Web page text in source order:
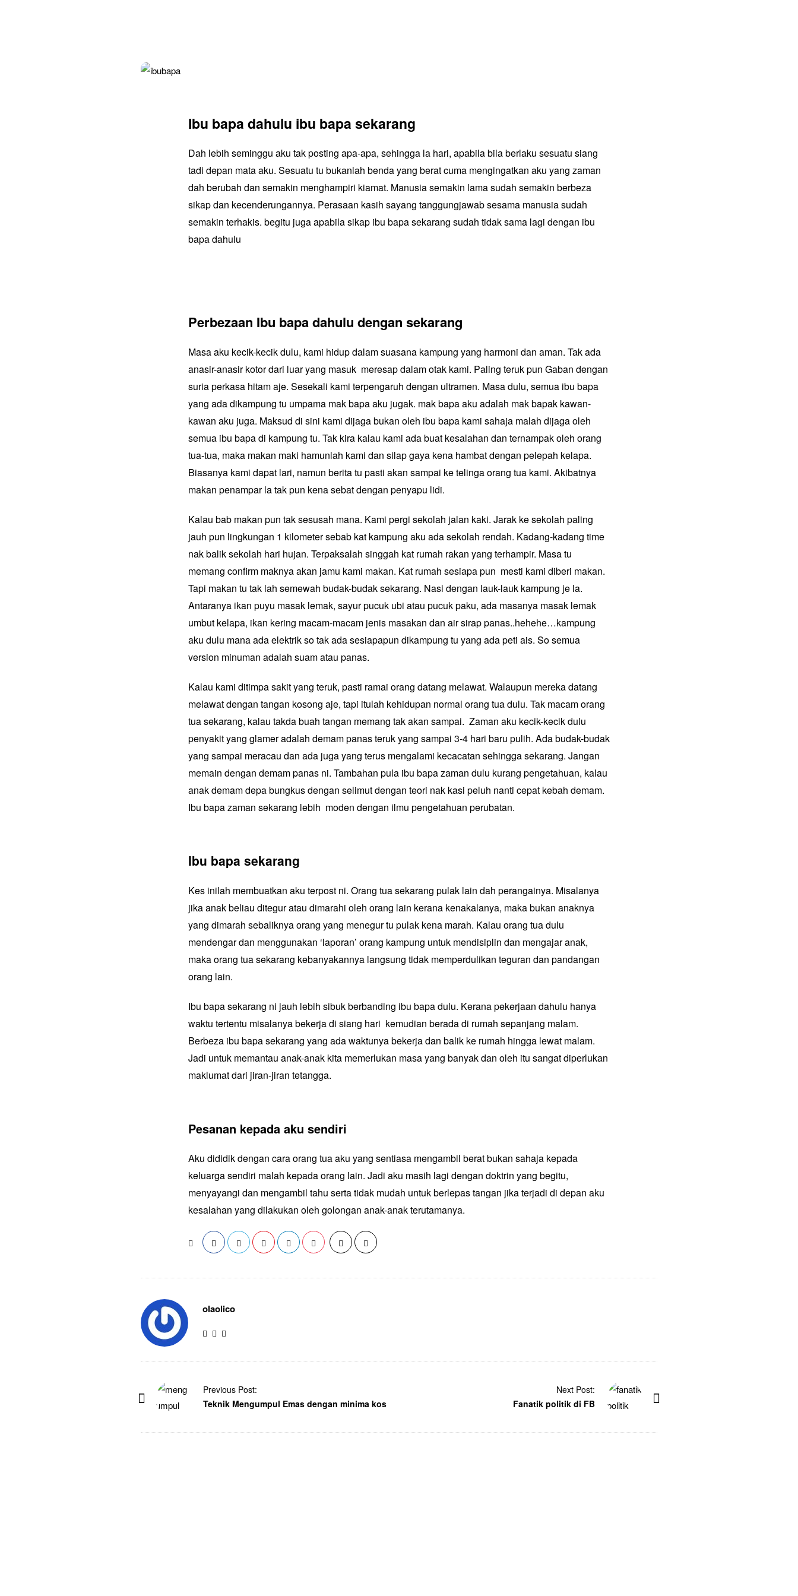
Ibu bapa dahulu ibu bapa sekarang
Dah lebih seminggu aku tak posting apa-apa, sehingga la hari, apabila bila berlaku sesuatu siang
tadi depan mata aku. Sesuatu tu bukanlah benda yang berat cuma mengingatkan aku yang zaman
dah berubah dan semakin menghampiri kiamat. Manusia semakin lama sudah semakin berbeza
sikap dan kecenderungannya. Perasaan kasih sayang tanggungjawab sesama manusia sudah
semakin terhakis. begitu juga apabila sikap ibu bapa sekarang sudah tidak sama lagi dengan ibu
bapa dahulu
Perbezaan Ibu bapa dahulu dengan sekarang
Masa aku kecik-kecik dulu, kami hidup dalam suasana kampung yang harmoni dan aman. Tak ada
anasir-anasir kotor dari luar yang masuk meresap dalam otak kami. Paling teruk pun Gaban dengan
suria perkasa hitam aje. Sesekali kami terpengaruh dengan ultramen. Masa dulu, semua ibu bapa
yang ada dikampung tu umpama mak bapa aku jugak. mak bapa aku adalah mak bapak kawan-
kawan aku juga. Maksud di sini kami dijaga bukan oleh ibu bapa kami sahaja malah dijaga oleh
semua ibu bapa di kampung tu. Tak kira kalau kami ada buat kesalahan dan ternampak oleh orang
tua-tua, maka makan maki hamunlah kami dan silap gaya kena hambat dengan pelepah kelapa.
Biasanya kami dapat lari, namun berita tu pasti akan sampai ke telinga orang tua kami. Akibatnya
makan penampar la tak pun kena sebat dengan penyapu lidi.
Kalau bab makan pun tak sesusah mana. Kami pergi sekolah jalan kaki. Jarak ke sekolah paling
jauh pun lingkungan 1 kilometer sebab kat kampung aku ada sekolah rendah. Kadang-kadang time
nak balik sekolah hari hujan. Terpaksalah singgah kat rumah rakan yang terhampir. Masa tu
memang confirm maknya akan jamu kami makan. Kat rumah sesiapa pun mesti kami diberi makan.
Tapi makan tu tak lah semewah budak-budak sekarang. Nasi dengan lauk-lauk kampung je la.
Antaranya ikan puyu masak lemak, sayur pucuk ubi atau pucuk paku, ada masanya masak lemak
umbut kelapa, ikan kering macam-macam jenis masakan dan air sirap panas..hehehe…kampung
aku dulu mana ada elektrik so tak ada sesiapapun dikampung tu yang ada peti ais. So semua
version minuman adalah suam atau panas.
Kalau kami ditimpa sakit yang teruk, pasti ramai orang datang melawat. Walaupun mereka datang
melawat dengan tangan kosong aje, tapi itulah kehidupan normal orang tua dulu. Tak macam orang
tua sekarang, kalau takda buah tangan memang tak akan sampai. Zaman aku kecik-kecik dulu
penyakit yang glamer adalah demam panas teruk yang sampai 3-4 hari baru pulih. Ada budak-budak
yang sampai meracau dan ada juga yang terus mengalami kecacatan sehingga sekarang. Jangan
memain dengan demam panas ni. Tambahan pula ibu bapa zaman dulu kurang pengetahuan, kalau
anak demam depa bungkus dengan selimut dengan teori nak kasi peluh nanti cepat kebah demam.
Ibu bapa zaman sekarang lebih moden dengan ilmu pengetahuan perubatan.
Ibu bapa sekarang
Kes inilah membuatkan aku terpost ni. Orang tua sekarang pulak lain dah perangainya. Misalanya
jika anak beliau ditegur atau dimarahi oleh orang lain kerana kenakalanya, maka bukan anaknya
yang dimarah sebaliknya orang yang menegur tu pulak kena marah. Kalau orang tua dulu
mendengar dan menggunakan ‘laporan’ orang kampung untuk mendisiplin dan mengajar anak,
maka orang tua sekarang kebanyakannya langsung tidak memperdulikan teguran dan pandangan
orang lain.
Ibu bapa sekarang ni jauh lebih sibuk berbanding ibu bapa dulu. Kerana pekerjaan dahulu hanya
waktu tertentu misalanya bekerja di siang hari kemudian berada di rumah sepanjang malam.
Berbeza ibu bapa sekarang yang ada waktunya bekerja dan balik ke rumah hingga lewat malam.
Jadi untuk memantau anak-anak kita memerlukan masa yang banyak dan oleh itu sangat diperlukan
maklumat dari jiran-jiran tetangga.
Pesanan kepada aku sendiri
Aku dididik dengan cara orang tua aku yang sentiasa mengambil berat bukan sahaja kepada
keluarga sendiri malah kepada orang lain. Jadi aku masih lagi dengan doktrin yang begitu,
menyayangi dan mengambil tahu serta tidak mudah untuk berlepas tangan jika terjadi di depan aku
kesalahan yang dilakukan oleh golongan anak-anak terutamanya.
olaolico
Previous Post:
Teknik Mengumpul Emas dengan minima kos
Next Post:
Fanatik politik di FB